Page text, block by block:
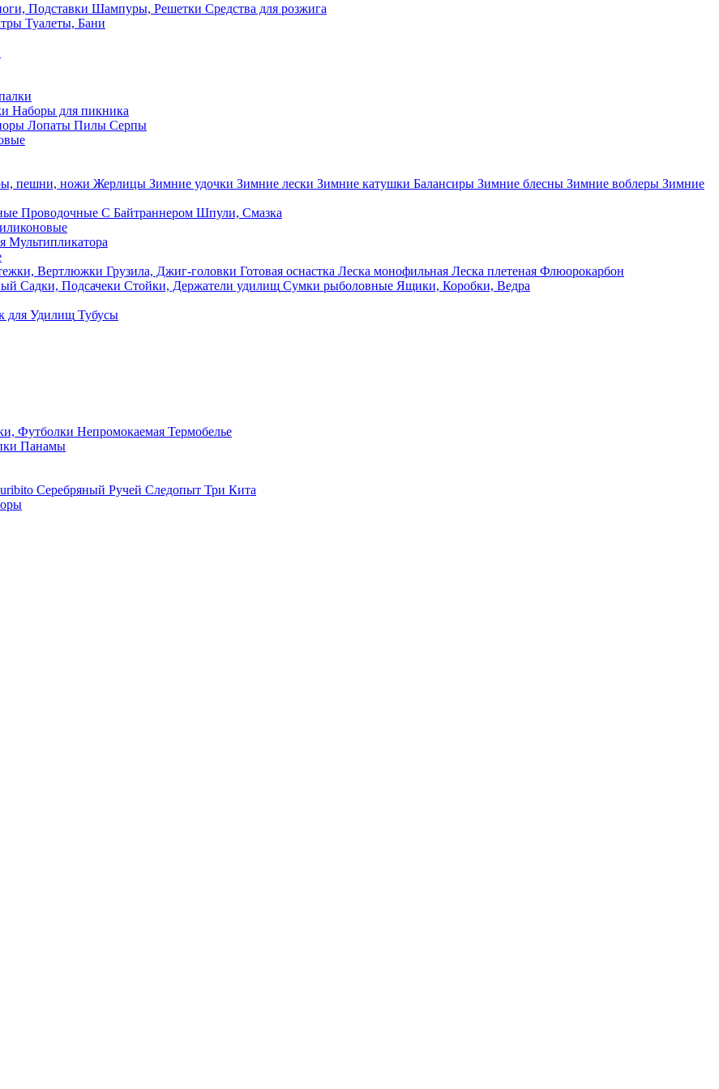
Подставки Шампуры, Решетки Средства для розжига
Туалеты, Бани
Наборы для пикника
Лопаты Пилы Серпы
пешни, ножи Жерлицы Зимние удочки Зимние лески Зимние катушки Балансиры Зимние блесны Зимние воблеры Зимние
Проводочные С Байтраннером Шпули, Смазка
Мультипликатора
Вертлюжки Грузила, Джиг-головки Готовая оснастка Леска монофильная Леска плетеная Флюорокарбон
Садки, Подсачеки Стойки, Держатели удилищ Сумки рыболовные Ящики, Коробки, Ведра
для Удилищ Тубусы
Футболки Непромокаемая Термобелье
Панамы
Серебряный Ручей Следопыт Три Кита